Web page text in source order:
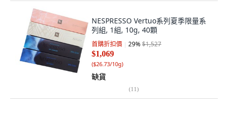
NESPRESSO Vertuo系列夏季限量系
列組, 1組, 10g, 40顆
首購折扣價 29%$1,527
$1,069
($26.73/10g)
缺貨
(11)